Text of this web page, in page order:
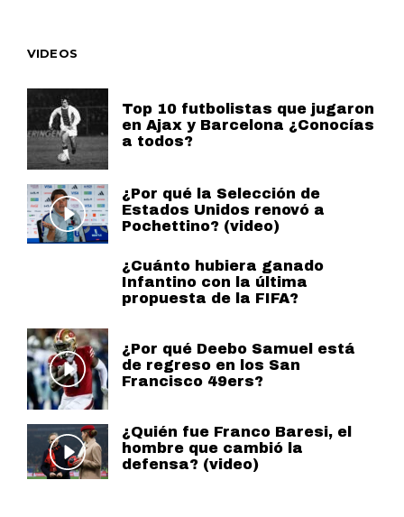
VIDEOS
Top 10 futbolistas que jugaron
en Ajax y Barcelona ¿Conocías
a todos?
¿Por qué la Selección de
Estados Unidos renovó a
Pochettino? (video)
¿Cuánto hubiera ganado
Infantino con la última
propuesta de la FIFA?
¿Por qué Deebo Samuel está
de regreso en los San
Francisco 49ers?
¿Quién fue Franco Baresi, el
hombre que cambió la
defensa? (video)